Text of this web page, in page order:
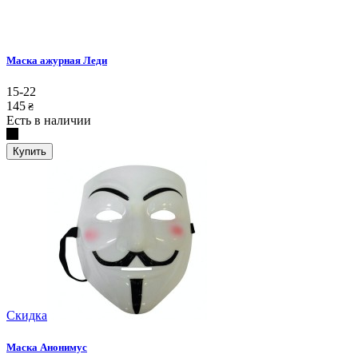
Маска ажурная Леди
15-22
145 ₴
Есть в наличии
Купить
Скидка
Маска Анонимус